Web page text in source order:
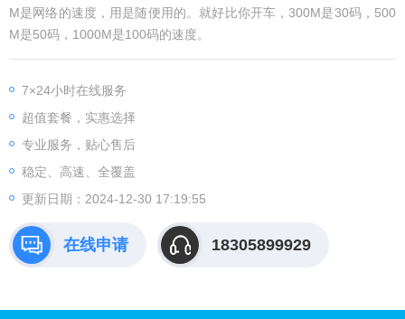
M是网络的速度，用是随便用的。就好比你开车，300M是30码，500
M是50码，1000M是100码的速度。
7×24小时在线服务
超值套餐，实惠选择
专业服务，贴心售后
稳定、高速、全覆盖
更新日期：2024-12-30 17:19:55
在线申请 18305899929